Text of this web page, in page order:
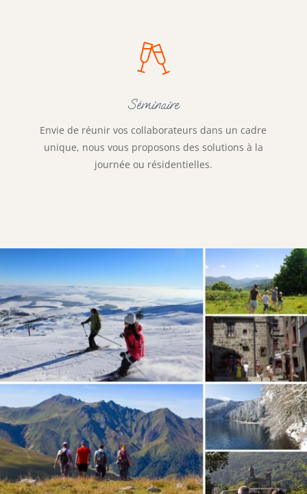
Séminaire
Envie de réunir vos collaborateurs dans un cadre
unique, nous vous proposons des solutions à la
journée ou résidentielles.